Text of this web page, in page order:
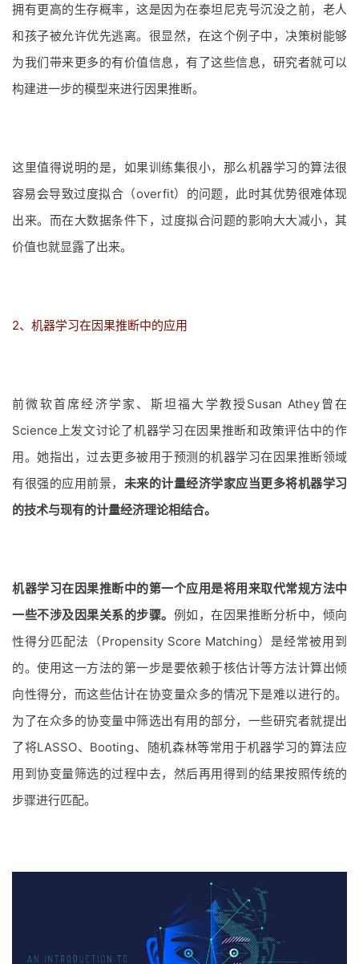
拥有更高的生存概率，这是因为在泰坦尼克号沉没之前，老人
和孩子被允许优先逃离。很显然，在这个例子中，决策树能够
为我们带来更多的有价值信息，有了这些信息，研究者就可以
构建进一步的模型来进行因果推断。
这里值得说明的是，如果训练集很小，那么机器学习的算法很
容易会导致过度拟合（overfit）的问题，此时其优势很难体现
出来。而在大数据条件下，过度拟合问题的影响大大减小，其
价值也就显露了出来。
2、机器学习在因果推断中的应用
前微软首席经济学家、斯坦福大学教授Susan Athey曾在
Science上发文讨论了机器学习在因果推断和政策评估中的作
用。她指出，过去更多被用于预测的机器学习在因果推断领域
有很强的应用前景， 未来的计量经济学家应当更多将机器学习
的技术与现有的计量经济理论相结合。
机器学习在因果推断中的第一个应用是将用来取代常规方法中
一些不涉及因果关系的步骤。 例如，在因果推断分析中，倾向
性得分匹配法（Propensity Score Matching）是经常被用到
的。使用这一方法的第一步是要依赖于核估计等方法计算出倾
向性得分，而这些估计在协变量众多的情况下是难以进行的。
为了在众多的协变量中筛选出有用的部分，一些研究者就提出
了将LASSO、Booting、随机森林等常用于机器学习的算法应
用到协变量筛选的过程中去，然后再用得到的结果按照传统的
步骤进行匹配。